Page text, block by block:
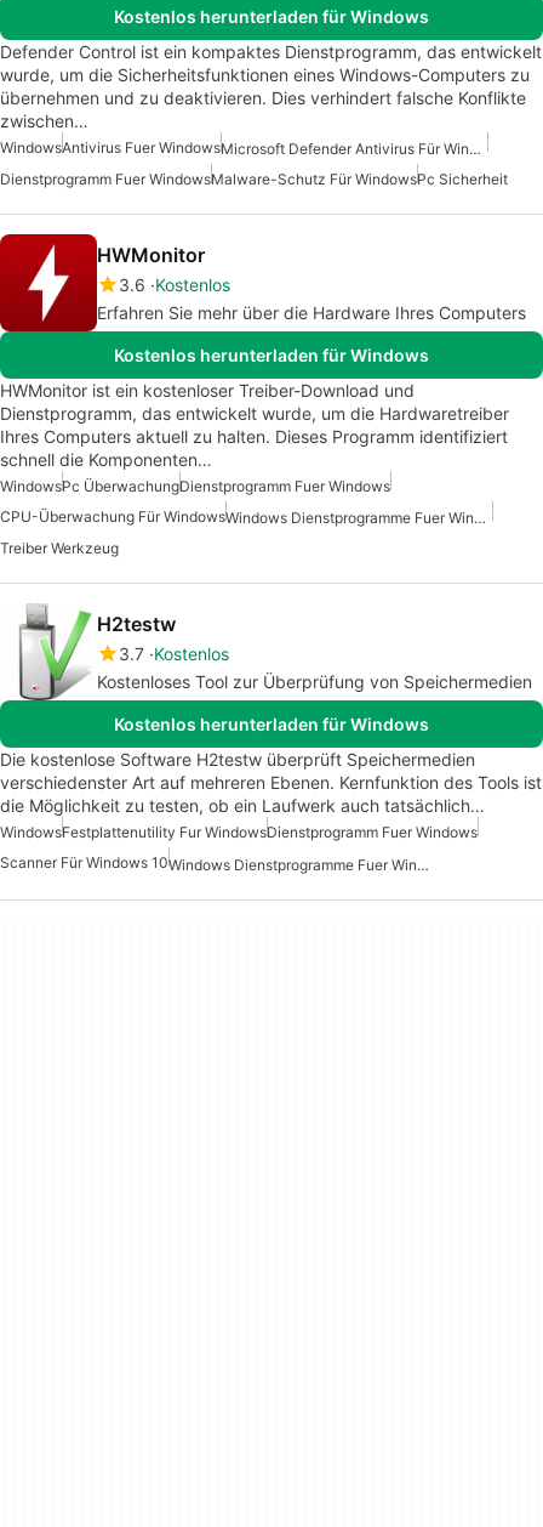
Kostenlos herunterladen für Windows
Defender Control ist ein kompaktes Dienstprogramm, das entwickelt
wurde, um die Sicherheitsfunktionen eines Windows-Computers zu
übernehmen und zu deaktivieren. Dies verhindert falsche Konflikte
zwischen…
WindowsAntivirus Fuer Windows
Microsoft Defender Antivirus Für Windows
Dienstprogramm Fuer WindowsMalware-Schutz Für WindowsPc Sicherheit
HWMonitor
3.6 Kostenlos
Erfahren Sie mehr über die Hardware Ihres Computers
Kostenlos herunterladen für Windows
HWMonitor ist ein kostenloser Treiber-Download und
Dienstprogramm, das entwickelt wurde, um die Hardwaretreiber
Ihres Computers aktuell zu halten. Dieses Programm identifiziert
schnell die Komponenten…
WindowsPc ÜberwachungDienstprogramm Fuer Windows
CPU-Überwachung Für Windows
Windows Dienstprogramme Fuer Windows 10
Treiber Werkzeug
H2testw
3.7 Kostenlos
Kostenloses Tool zur Überprüfung von Speichermedien
Kostenlos herunterladen für Windows
Die kostenlose Software H2testw überprüft Speichermedien
verschiedenster Art auf mehreren Ebenen. Kernfunktion des Tools ist
die Möglichkeit zu testen, ob ein Laufwerk auch tatsächlich…
WindowsFestplattenutility Fur WindowsDienstprogramm Fuer Windows
Scanner Für Windows 10
Windows Dienstprogramme Fuer Windows 10